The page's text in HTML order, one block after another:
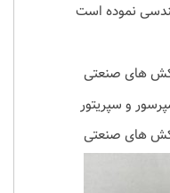
نموده است
های صنعتی
و سپریتور
های صنعتی